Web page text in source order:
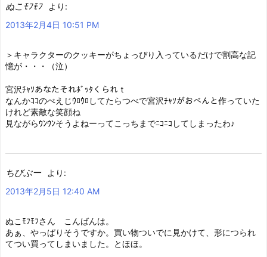
ぬこﾓﾌﾓﾌ
より:
2013年2月4日 10:51 PM
＞キャラクターのクッキーがちょっぴり入っているだけで割高な記
憶が・・・（泣）
宮沢ﾁｬｿあなたそれﾎﾞｯﾀくられｔ
なんかｺｺのぺえじｳﾛｳﾛしてたらつべで宮沢ﾁｬｿがおべんと作っていた
けれど素敵な笑顔ね
見ながらｳﾝｳﾝそうよねーってこっちまでﾆｺﾆｺしてしまったわ♪
ちびぶー
より:
2013年2月5日 12:40 AM
ぬこﾓﾌﾓﾌさん こんばんは。
あぁ、やっぱりそうですか。買い物ついでに見かけて、形につられ
てつい買ってしまいました。とほほ。